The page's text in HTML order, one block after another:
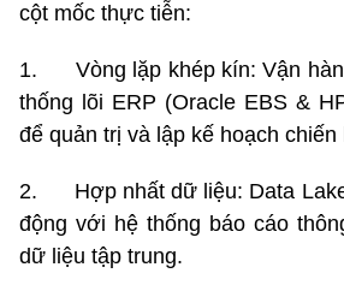
cột mốc thực tiễn:
1. Vòng lặp khép kín: Vận
thống lõi ERP (Oracle EBS &
để quản trị và lập kế hoạch
2. Hợp nhất dữ liệu: Data
động với hệ thống báo cáo
dữ liệu tập trung.